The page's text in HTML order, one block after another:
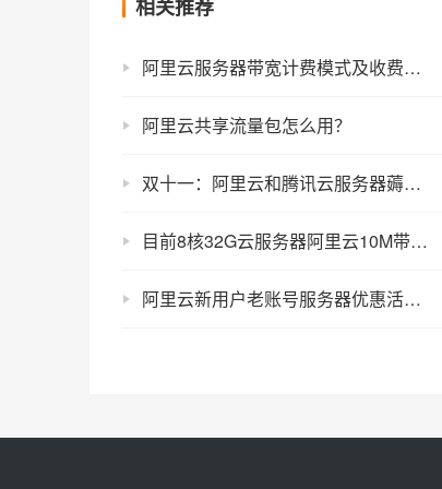
相关推荐
阿里云服务器带宽计费模式及收费标准价格表（计算公式）
阿里云共享流量包怎么用？
双十一：阿里云和腾讯云服务器薅羊毛教程
目前8核32G云服务器阿里云10M带宽优惠价格109元1个月、327元3个月
阿里云新用户老账号服务器优惠活动攻略限制解决方法